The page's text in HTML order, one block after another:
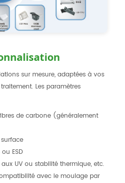
sur mesure, adaptées à vos
Les paramètres
de carbone (généralement
ESD
UV ou stabilité thermique, etc.
avec le moulage par